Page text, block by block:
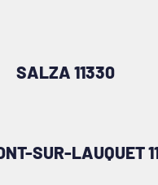
SALZA 11330
SUR-LAUQUET